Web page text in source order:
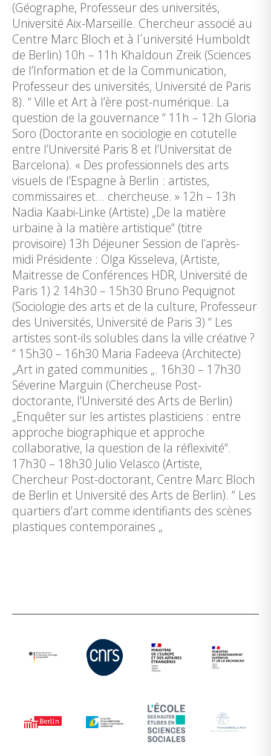
(Géographe, Professeur des universités,
Université Aix-Marseille. Chercheur associé au
Centre Marc Bloch et à l´université Humboldt
de Berlin) 10h – 11h Khaldoun Zreik (Sciences
de l’Information et de la Communication,
Professeur des universités, Université de Paris
8). “ Ville et Art à l’ère post-numérique. La
question de la gouvernance “ 11h – 12h Gloria
Soro (Doctorante en sociologie en cotutelle
entre l’Université Paris 8 et l’Universitat de
Barcelona). « Des professionnels des arts
visuels de l’Espagne à Berlin : artistes,
commissaires et… chercheuse. » 12h – 13h
Nadia Kaabi-Linke (Artiste) „De la matière
urbaine à la matière artistique“ (titre
provisoire) 13h Déjeuner Session de l’après-
midi Présidente : Olga Kisseleva, (Artiste,
Maitresse de Conférences HDR, Université de
Paris 1) 2 14h30 – 15h30 Bruno Pequignot
(Sociologie des arts et de la culture, Professeur
des Universités, Université de Paris 3) “ Les
artistes sont-ils solubles dans la ville créative ?
“ 15h30 – 16h30 Maria Fadeeva (Architecte)
„Art in gated communities „. 16h30 – 17h30
Séverine Marguin (Chercheuse Post-
doctorante, l’Université des Arts de Berlin)
„Enquêter sur les artistes plasticiens : entre
approche biographique et approche
collaborative, la question de la réflexivité“.
17h30 – 18h30 Julio Velasco (Artiste,
Chercheur Post-doctorant, Centre Marc Bloch
de Berlin et Université des Arts de Berlin). “ Les
quartiers d’art comme identifiants des scènes
plastiques contemporaines „